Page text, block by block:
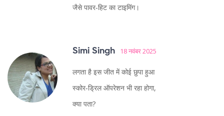
जैसे पावर‑हिट का टाइमिंग।
Simi Singh 18 नवंबर 2025
लगता है इस जीत में कोई छुपा हुआ
स्कोर‑ड्रिल ऑपरेशन भी रहा होगा,
क्या पता?